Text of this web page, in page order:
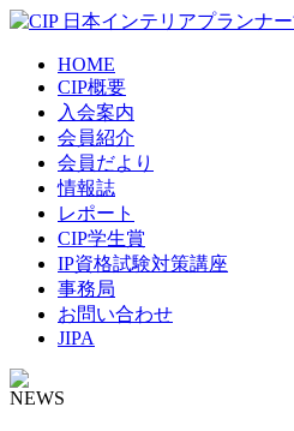
HOME
CIP概要
入会案内
会員紹介
会員だより
情報誌
レポート
CIP学生賞
IP資格試験対策講座
事務局
お問い合わせ
JIPA
NEWS